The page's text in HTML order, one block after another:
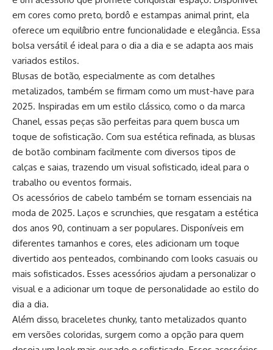
em cores como preto, bordô e estampas animal print, ela
oferece um equilíbrio entre funcionalidade e elegância. Essa
bolsa versátil é ideal para o dia a dia e se adapta aos mais
variados estilos.
Blusas de botão, especialmente as com detalhes
metalizados, também se firmam como um must-have para
2025. Inspiradas em um estilo clássico, como o da marca
Chanel, essas peças são perfeitas para quem busca um
toque de sofisticação. Com sua estética refinada, as blusas
de botão combinam facilmente com diversos tipos de
calças e saias, trazendo um visual sofisticado, ideal para o
trabalho ou eventos formais.
Os acessórios de cabelo também se tornam essenciais na
moda de 2025. Laços e scrunchies, que resgatam a estética
dos anos 90, continuam a ser populares. Disponíveis em
diferentes tamanhos e cores, eles adicionam um toque
divertido aos penteados, combinando com looks casuais ou
mais sofisticados. Esses acessórios ajudam a personalizar o
visual e a adicionar um toque de personalidade ao estilo do
dia a dia.
Além disso, braceletes chunky, tanto metalizados quanto
em versões coloridas, surgem como a opção para quem